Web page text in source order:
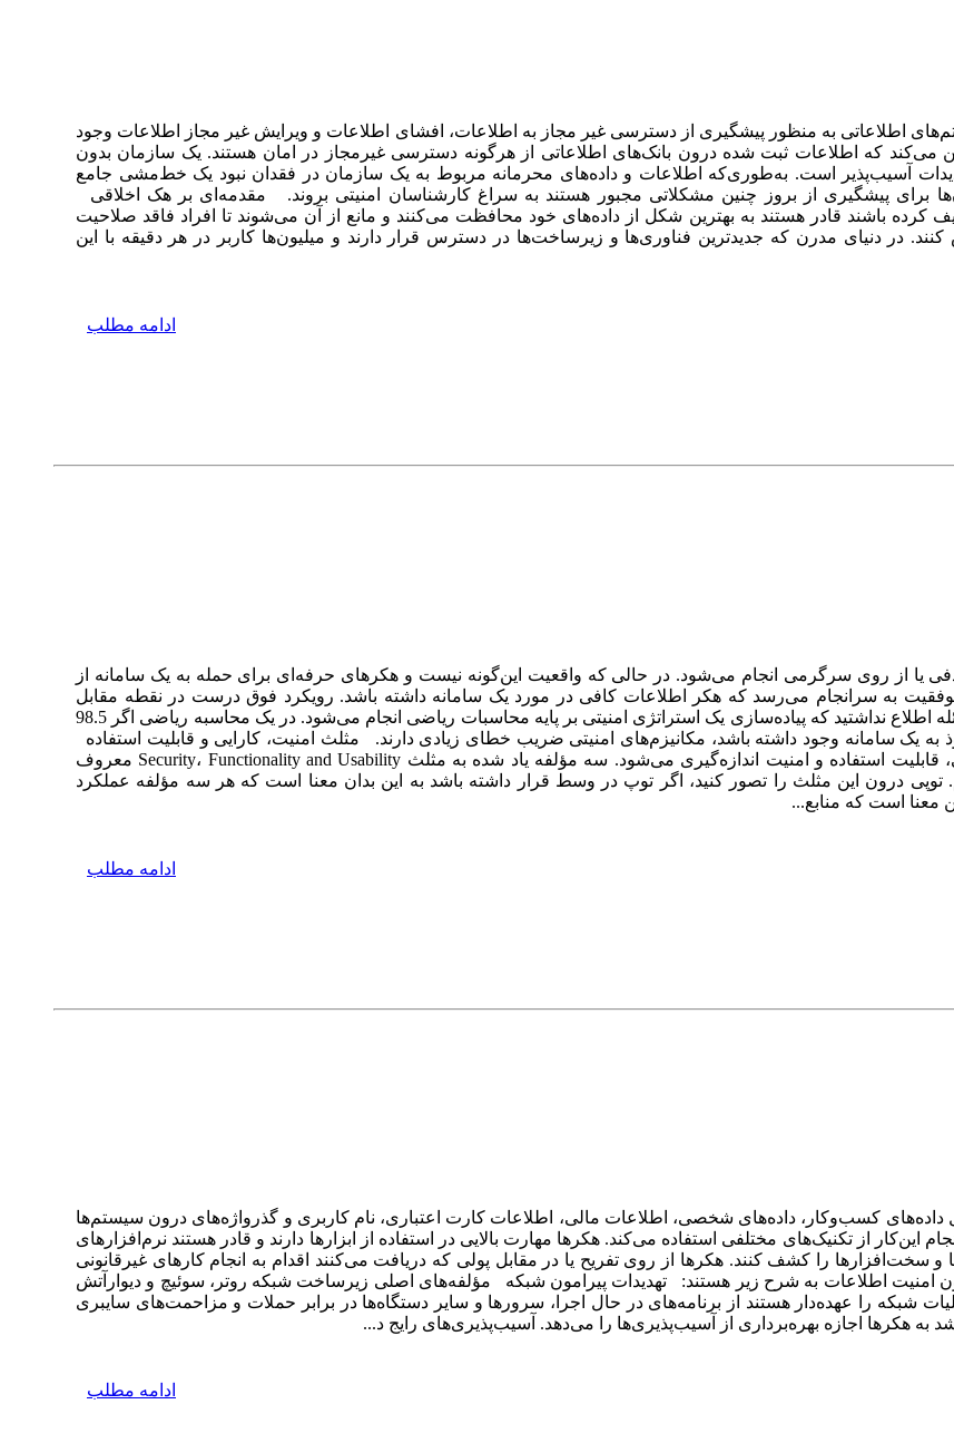
اطلاعاتی به منظور پیشگیری از دسترسی غیر مجاز به اطلاعات، افشای اطلاعات و ویرایش غیر مجاز اطلاعات وجود
که اطلاعات ثبت شده درون بانک‌های اطلاعاتی از هرگونه دسترسی غیرمجاز در امان هستند. یک سازمان بدون
آسیب‌پذیر است. به‌طوری‌که اطلاعات و داده‌های محرمانه مربوط به یک سازمان در فقدان نبود یک خط‌مشی جامع
برای پیشگیری از بروز چنین مشکلاتی مجبور هستند به سراغ کارشناسان امنیتی بروند. مقدمه‌ای بر هک اخلاقی
باشند قادر هستند به بهترین شکل از داده‌های خود محافظت می‌کنند و مانع از آن می‌شوند تا افراد فاقد صلاحیت
در دنیای مدرن که جدیدترین فناوری‌ها و زیرساخت‌ها در دسترس قرار دارند و میلیون‌ها کاربر در هر دقیقه با این
ادامه مطلب
یا از روی سرگرمی انجام می‌شود. در حالی که واقعیت این‌گونه نیست و هکرهای حرفه‌ای برای حمله به یک سامانه از
به سرانجام می‌رسد که هکر اطلاعات کافی در مورد یک سامانه داشته باشد. رویکرد فوق درست در نقطه مقابل
پیاده‌سازی یک استراتژی امنیتی قرار دارد. شاید تاکنون از این مسئله اطلاع نداشتید که پیاده‌سازی یک استراتژی امنیتی بر پایه محاسبات ریاضی انجام می‌شود. در یک محاسبه ریاضی اگر 98.5
شده باشد و تنها 1.5 درصد احتمال نفوذ به یک سامانه وجود داشته باشد، مکانیزم‌های امنیتی ضریب خطای زیادی دارند. مثلث امنیت، کارایی و قابلیت استفاده
سطح توان‌مندی دفاعی یک سیستم با محاسبه سه فاکتور کارایی، قابلیت استفاده و امنیت اندازه‌گیری می‌شود. سه مؤلفه یاد شده به مثلث Security، Functionality and Usability معروف
درون این مثلث را تصور کنید، اگر توپ در وسط قرار داشته باشد به این بدان معنا است که هر سه مؤلفه عملکرد
معنا است که منابع...
ادامه مطلب
کسب‌وکار، داده‌های شخصی، اطلاعات مالی، اطلاعات کارت اعتباری، نام کاربری و گذرواژه‌های درون سیستم‌ها
این‌کار از تکنیک‌های مختلفی استفاده می‌کند. هکرها مهارت بالایی در استفاده از ابزارها دارند و قادر هستند نرم‌افزارهای
سخت‌افزارها را کشف کنند. هکرها از روی تفریح یا در مقابل پولی که دریافت می‌کنند اقدام به انجام کارهای غیرقانونی
امنیت اطلاعات به شرح زیر هستند: تهدیدات پیرامون شبکه مؤلفه‌های اصلی زیرساخت شبکه روتر، سوئیچ و دیوارآتش
شبکه را عهده‌دار هستند از برنامه‌های در حال اجرا، سرورها و سایر دستگاه‌ها در برابر حملات و مزاحمت‌های سایبری
هکرها اجازه بهره‌برداری از آسیب‌پذیری‌ها را می‌دهد. آسیب‌پذیری‌های رایج د...
ادامه مطلب